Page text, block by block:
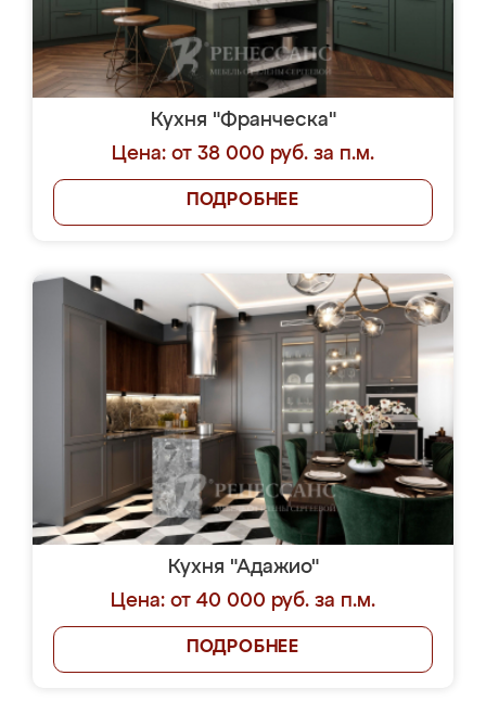
Кухня "Франческа"
Цена: от 38 000 руб. за п.м.
ПОДРОБНЕЕ
Кухня "Адажио"
Цена: от 40 000 руб. за п.м.
ПОДРОБНЕЕ